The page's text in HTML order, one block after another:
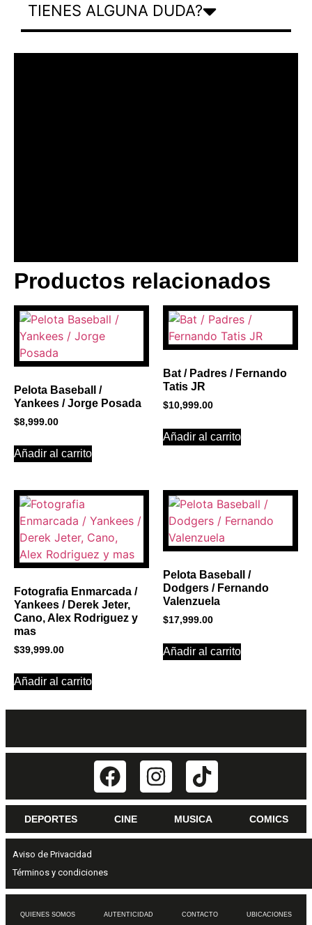
TIENES ALGUNA DUDA?
BANNER CON
PROMOCIONES 1
Click Here
Productos relacionados
Pelota Baseball /
Yankees / Jorge Posada
$8,999.00
Añadir al carrito
Bat / Padres / Fernando
Tatis JR
$10,999.00
Añadir al carrito
Fotografia Enmarcada /
Yankees / Derek Jeter,
Cano, Alex Rodriguez y
mas
$39,999.00
Añadir al carrito
Pelota Baseball /
Dodgers / Fernando
Valenzuela
$17,999.00
Añadir al carrito
DEPORTES CINE MUSICA COMICS
Aviso de Privacidad
Términos y condiciones
QUIENES SOMOS AUTENTICIDAD CONTACTO UBICACIONES